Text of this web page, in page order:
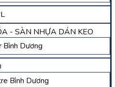
- SÀN NHỰA DÁN KEO
Bình Dương
Bình Dương